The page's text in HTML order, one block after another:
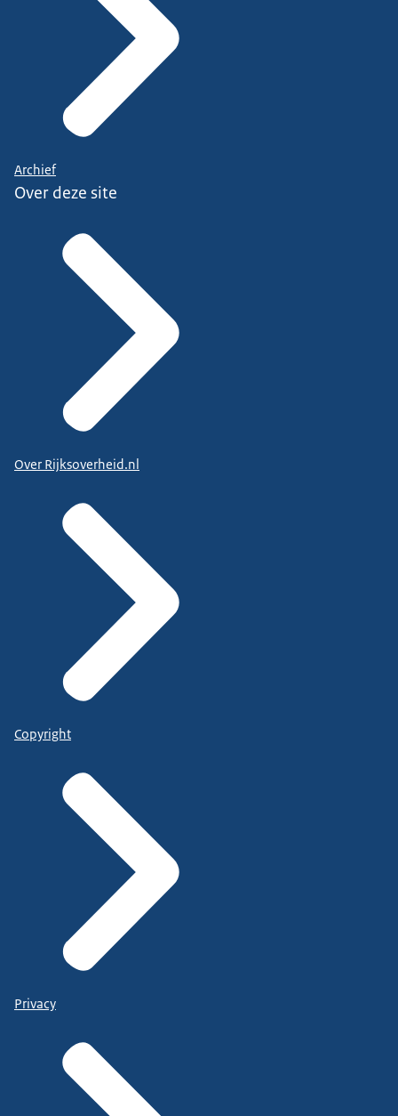
Archief
Over deze site
Over Rijksoverheid.nl
Copyright
Privacy